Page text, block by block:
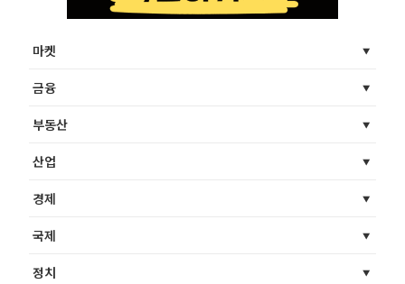
마켓
금융
부동산
산업
경제
국제
정치